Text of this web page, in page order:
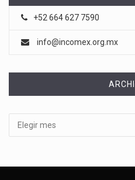
+52 664 627 7590
info@incomex.org.mx